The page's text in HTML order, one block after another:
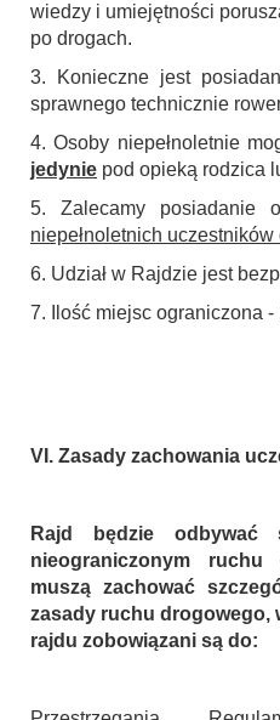
wiedzy i umiejętności
po drogach.
3. Konieczne jest
sprawnego technicznie
4. Osoby niepełnoletnie
jedynie pod opieką rodzica
5. Zalecamy posiadanie
niepełnoletnich
6. Udział w Rajdzie jest
7. Ilość miejsc ograniczona -
VI. Zasady zachowania
Rajd będzie odbywać
nieograniczonym ruchu
muszą zachować
zasady ruchu drogowego,
rajdu zobowiązani są do: